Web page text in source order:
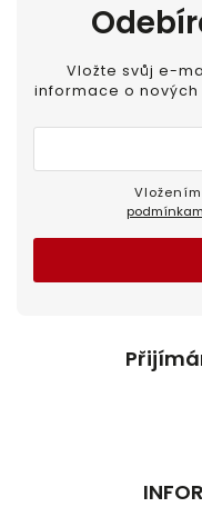
Vložte svůj e-
informace o